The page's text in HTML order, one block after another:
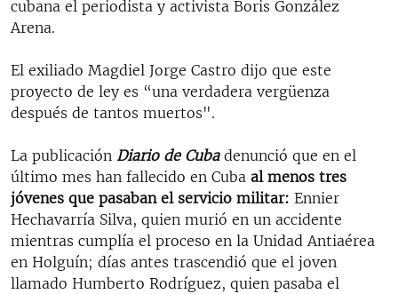
cubana el periodista y activista Boris González
Arena.
El exiliado Magdiel Jorge Castro dijo que este
proyecto de ley es “una verdadera vergüenza
después de tantos muertos".
La publicación Diario de Cuba denunció que en el
último mes han fallecido en Cuba al menos tres
jóvenes que pasaban el servicio militar: Ennier
Hechavarría Silva, quien murió en un accidente
mientras cumplía el proceso en la Unidad Antiaérea
en Holguín; días antes trascendió que el joven
llamado Humberto Rodríguez, quien pasaba el